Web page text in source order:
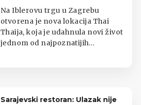
zagrebačkih lokacija
Na Iblerovu trgu u Zagrebu
otvorena je nova lokacija Thai
Thaija, koja je udahnula novi život
jednom od najpoznatijih
Sarajevski restoran: Ulazak nije